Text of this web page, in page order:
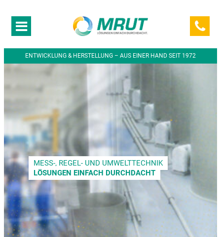
ENTWICKLUNG & HERSTELLUNG – AUS EINER HAND SEIT 1972
MESS-, REGEL- UND UMWELTTECHNIK
LÖSUNGEN EINFACH DURCHDACHT